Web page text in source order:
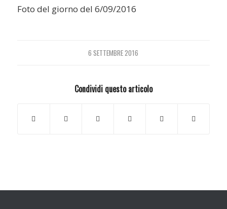
Foto del giorno del 6/09/2016
6 SETTEMBRE 2016
Condividi questo articolo